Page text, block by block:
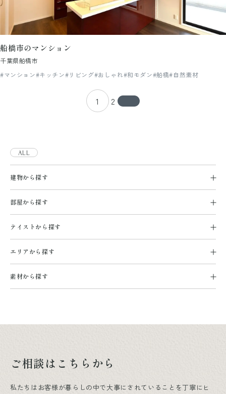
船橋市のマンション
千葉県船橋市
#マンション#キッチン#リビング#おしゃれ#和モダン#船橋#自然素材
1 2
ALL
建物から探す
部屋から探す
テイストから探す
エリアから探す
素材から探す
ご相談はこちらから
私たちはお客様が暮らしの中で大事にされていることを丁寧にヒ